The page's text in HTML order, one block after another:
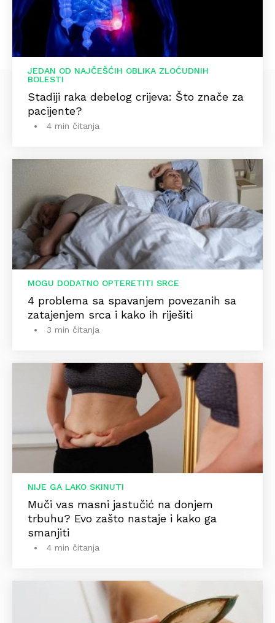
JEDAN OD NAJČEŠĆIH OBLIKA ZLOĆUDNIH
BOLESTI
Stadiji raka debelog crijeva: Što znače za
pacijente?
4 min čitanja
MOGU DODATNO OPTERETITI SRCE
4 problema sa spavanjem povezanih sa
zatajenjem srca i kako ih riješiti
3 min čitanja
NIJE GA LAKO SKINUTI
Muči vas masni jastučić na donjem
trbuhu? Evo zašto nastaje i kako ga
smanjiti
4 min čitanja